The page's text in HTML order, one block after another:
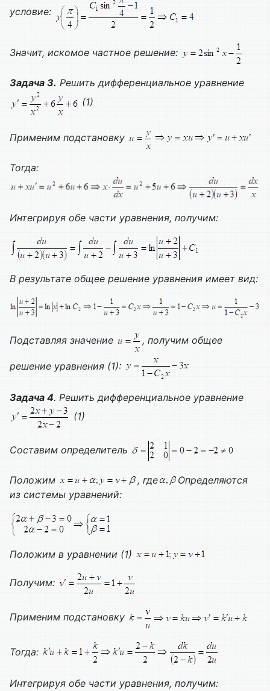
условие:
Значит, искомое частное решение:
Задача 3. Решить дифференциальное уравнение
(1)
Применим подстановку
Тогда:
Интегрируя обе части уравнения, получим:
В результате общее решение уравнения имеет вид:
Подставляя значение , получим общее
решение уравнения (1):
Задача 4. Решить дифференциальное уравнение
(1)
Составим определитель
Положим , где
Определяются
из системы уравнений:
Положим в уравнении (1)
Получим:
Применим подстановку
Тогда:
Интегрируя обе части уравнения, получим: